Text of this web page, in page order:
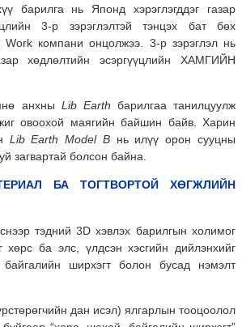
барилга нь Японд хэрэглэгддэг газар
3-р зэрэглэлтэй тэнцэх бат бөх
Work компани онцолжээ. 3-р зэрэглэл нь
хөдлөлтийн эсэргүүцлийн ХАМГИЙН
анхны Lib Earth барилгаа танилцуулж
овоохой маягийн байшин байв. Харин
Lib Earth Model Bнь илүү орон сууцны
загвартай болсон байна.
БА ТОГТВОРТОЙ ХӨГЖЛИЙН
тэдний 3D хэвлэх барилгын холимог
хөрс ба элс, үлдсэн хэсгийн дийлэнхийг
ширхэгт болон бусад нэмэлт
дан исэл) ялгарлын тооцоолол